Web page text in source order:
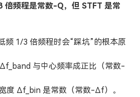
倍频程是常数-Q，但 STFT 是常
频 1/3 倍频程时会“踩坑”的根本原
与中心频率成正比（常数-
度 Δf_bin 是常数（常数-Δf）。